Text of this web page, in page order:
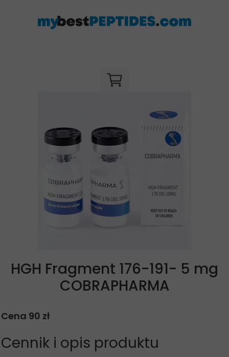
HGH Fragment 176-191- 5 mg
COBRAPHARMA
Cena 90 zł
Cennik i opis produktu